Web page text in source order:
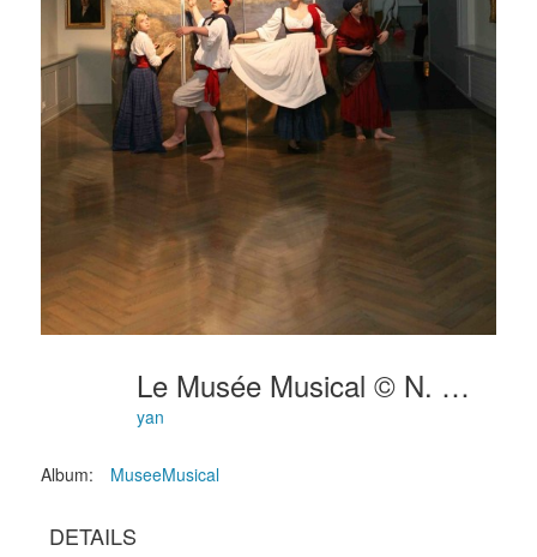
Le Musée Musical © N. Wenger 8314
yan
Album: MuseeMusical
DETAILS